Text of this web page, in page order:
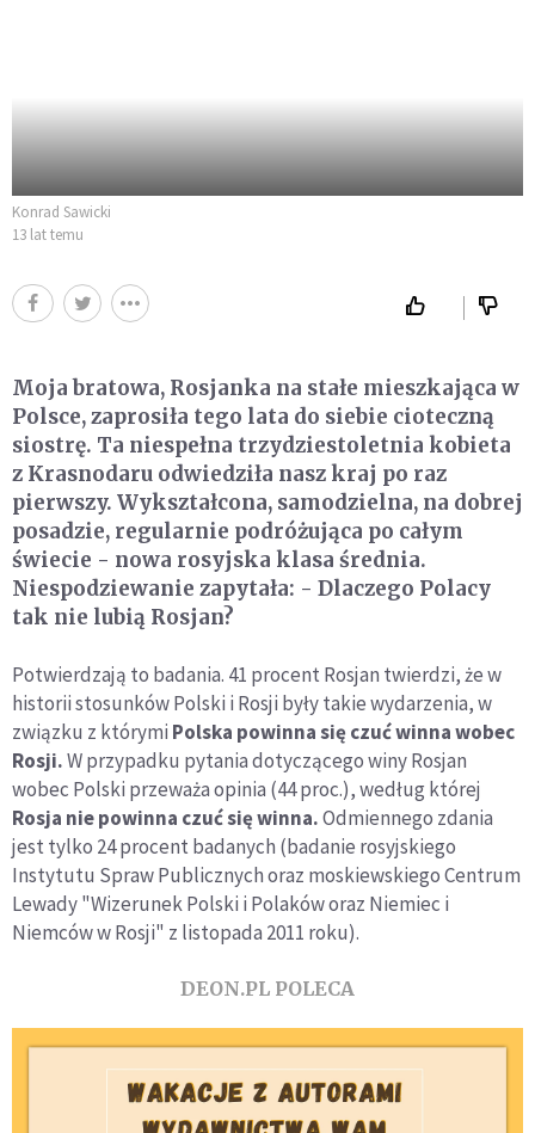
Konrad Sawicki
13 lat temu
Moja bratowa, Rosjanka na stałe mieszkająca w
Polsce, zaprosiła tego lata do siebie cioteczną
siostrę. Ta niespełna trzydziestoletnia kobieta
z Krasnodaru odwiedziła nasz kraj po raz
pierwszy. Wykształcona, samodzielna, na dobrej
posadzie, regularnie podróżująca po całym
świecie - nowa rosyjska klasa średnia.
Niespodziewanie zapytała: - Dlaczego Polacy
tak nie lubią Rosjan?
Potwierdzają to badania. 41 procent Rosjan twierdzi, że w
historii stosunków Polski i Rosji były takie wydarzenia, w
związku z którymi Polska powinna się czuć winna wobec
Rosji.W przypadku pytania dotyczącego winy Rosjan
wobec Polski przeważa opinia (44 proc.), według której
Rosja nie powinna czuć się winna.Odmiennego zdania
jest tylko 24 procent badanych (badanie rosyjskiego
Instytutu Spraw Publicznych oraz moskiewskiego Centrum
Lewady "Wizerunek Polski i Polaków oraz Niemiec i
Niemców w Rosji" z listopada 2011 roku).
DEON.PL POLECA